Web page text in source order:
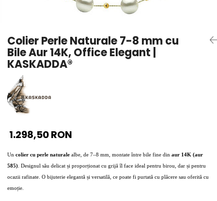
Seturi Perle cu Argint
Pandantive cu Perle
Brose cu Perle
Colier Perle Naturale 7-8 mm cu
Bile Aur 14K, Office Elegant |
KASKADDA®
1.298,50 RON
Un colier cu perle naturale albe, de 7–8 mm, montate între bile fine din aur 14K (aur
585) . Designul său delicat și proporționat cu grijă îl face ideal pentru birou, dar și pentru
ocazii rafinate. O bijuterie elegantă și versatilă, ce poate fi purtată cu plăcere sau oferită cu
emoție.